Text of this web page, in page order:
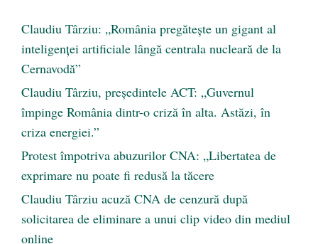
Claudiu Târziu: „România pregătește un gigant al
inteligenței artificiale lângă centrala nucleară de la
Cernavodă”
Claudiu Târziu, președintele ACT: „Guvernul
împinge România dintr-o criză în alta. Astăzi, în
criza energiei.”
Protest împotriva abuzurilor CNA: „Libertatea de
exprimare nu poate fi redusă la tăcere
Claudiu Târziu acuză CNA de cenzură după
solicitarea de eliminare a unui clip video din mediul
online